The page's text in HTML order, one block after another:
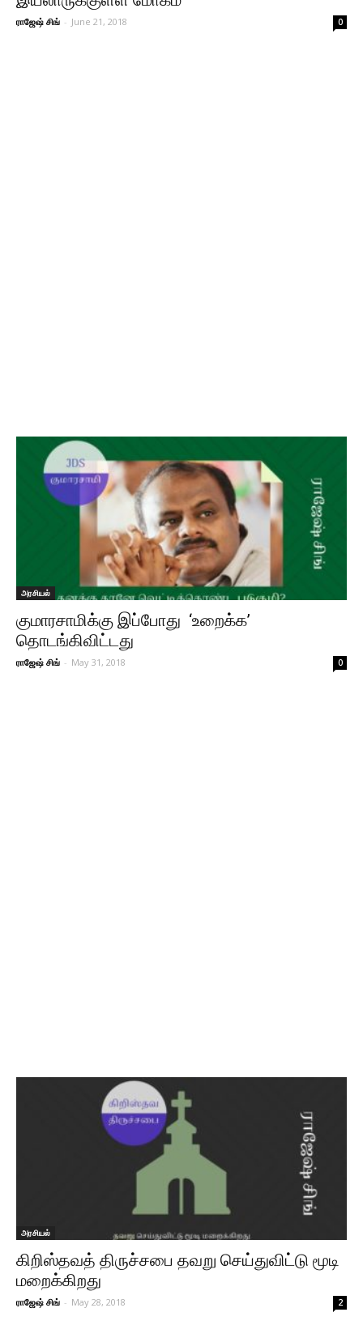
ராஜேஷ் சிங் - June 21, 2018 0
அரசியல்
குமாரசாமிக்கு இப்போது ‘உறைக்க’
தொடங்கிவிட்டது
ராஜேஷ் சிங் - May 31, 2018 0
அரசியல்
கிறிஸ்தவத் திருச்சபை தவறு செய்துவிட்டு மூடி
மறைக்கிறது
ராஜேஷ் சிங் - May 28, 2018 2